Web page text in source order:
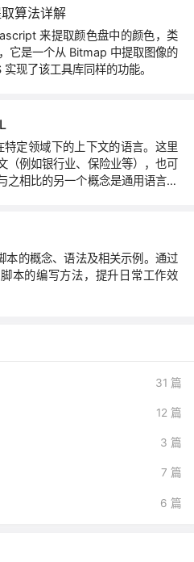
算法详解
来提取颜色盘中的颜色，类
它是一个从 Bitmap 中提取图像的
现了该工具库同样的功能。
特定领域下的上下文的语言。这里
（例如银行业、保险业等），也可
之相比的另一个概念是通用语言（
的概念、语法及相关示例。通过
本的编写方法，提升日常工作效
31 篇
12 篇
3 篇
7 篇
6 篇